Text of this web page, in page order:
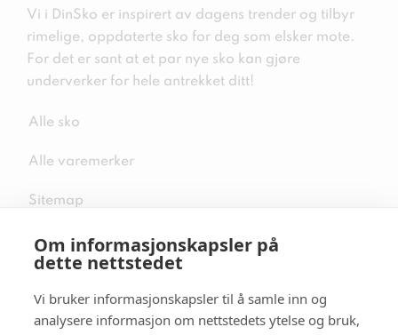
Om informasjonskapsler på
dette nettstedet
Vi bruker informasjonskapsler til å samle inn og
analysere informasjon om nettstedets ytelse og bruk,
Vi i DinSko er inspirert av dagens trender og tilbyr
rimelige, oppdaterte sko for deg som elsker mote.
For det er sant at et par nye sko kan gjøre
underverker for hele antrekket ditt!
Alle sko
Alle varemerker
Sitemap
Følg oss i sosiale medier